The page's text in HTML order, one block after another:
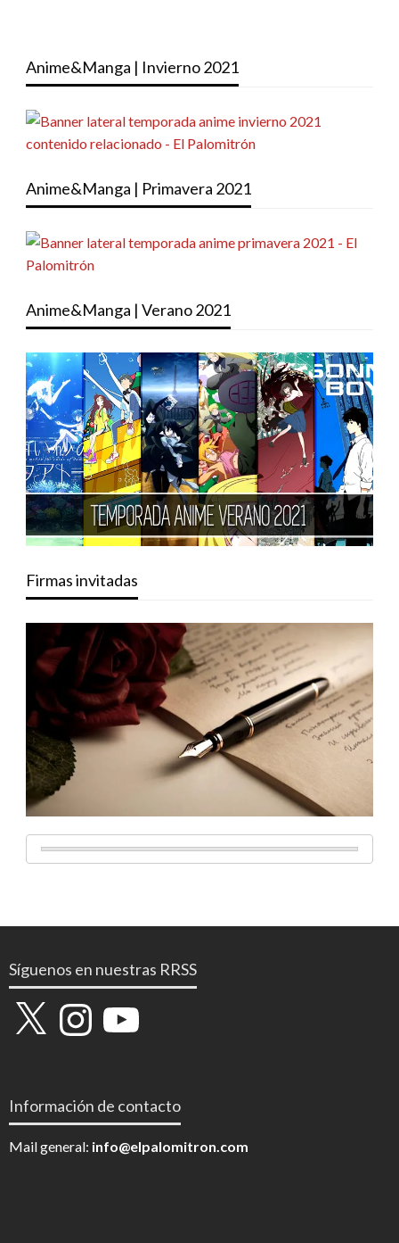
Anime&Manga | Invierno 2021
Anime&Manga | Primavera 2021
Anime&Manga | Verano 2021
Firmas invitadas
Síguenos en nuestras RRSS
X InstagramYouTube
Información de contacto
Mail general: info@elpalomitron.com